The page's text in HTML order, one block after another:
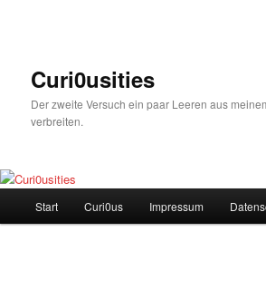
Curi0usities
Der zweite Versuch ein paar Leeren aus
verbreiten.
Start Curi0us Impressum